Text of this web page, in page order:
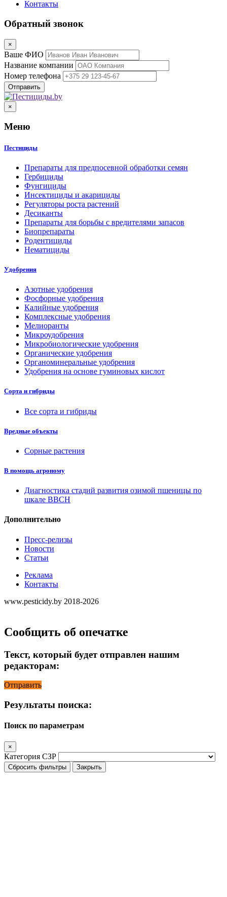
Контакты
Обратный звонок
×
Ваше ФИО
Название компании
Номер телефона
×
Меню
Пестициды
Препараты для предпосевной обработки семян
Гербициды
Фунгициды
Инсектициды и акарициды
Регуляторы роста растений
Десиканты
Препараты для борьбы с вредителями запасов
Биопрепараты
Родентициды
Нематициды
Удобрения
Азотные удобрения
Фосфорные удобрения
Калийные удобрения
Комплексные удобрения
Мелиоранты
Микроудобрения
Микробиологические удобрения
Органические удобрения
Органоминеральные удобрения
Удобрения на основе гуминовых кислот
Сорта и гибриды
Все сорта и гибриды
Вредные объекты
Сорные растения
В помощь агроному
Диагностика стадий развития озимой пшеницы по
шкале ВВСН
Дополнительно
Пресс-релизы
Новости
Статьи
Реклама
Контакты
www.pesticidy.by 2018-2026
Сообщить об опечатке
Текст, который будет отправлен нашим
редакторам:
Отправить
Результаты поиска:
Поиск по параметрам
×
Категория СЗР
Сбросить фильтры Закрыть